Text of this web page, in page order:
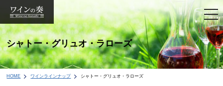
シャトー・グリュオ・ラローズ
HOME ワインラインナップ シャトー・グリュオ・ラローズ